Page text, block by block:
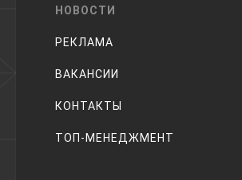
НОВОСТИ
РЕКЛАМА
ВАКАНСИИ
КОНТАКТЫ
ТОП-МЕНЕДЖМЕНТ